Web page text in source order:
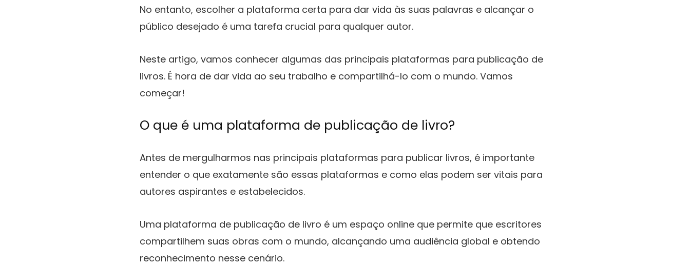
No entanto, escolher a plataforma certa para dar vida às suas palavras e alcançar o
público desejado é uma tarefa crucial para qualquer autor.
Neste artigo, vamos conhecer algumas das principais plataformas para publicação de
livros. É hora de dar vida ao seu trabalho e compartilhá-lo com o mundo. Vamos
começar!
O que é uma plataforma de publicação de livro?
Antes de mergulharmos nas principais plataformas para publicar livros, é importante
entender o que exatamente são essas plataformas e como elas podem ser vitais para
autores aspirantes e estabelecidos.
Uma plataforma de publicação de livro é um espaço online que permite que escritores
compartilhem suas obras com o mundo, alcançando uma audiência global e obtendo
reconhecimento nesse cenário.